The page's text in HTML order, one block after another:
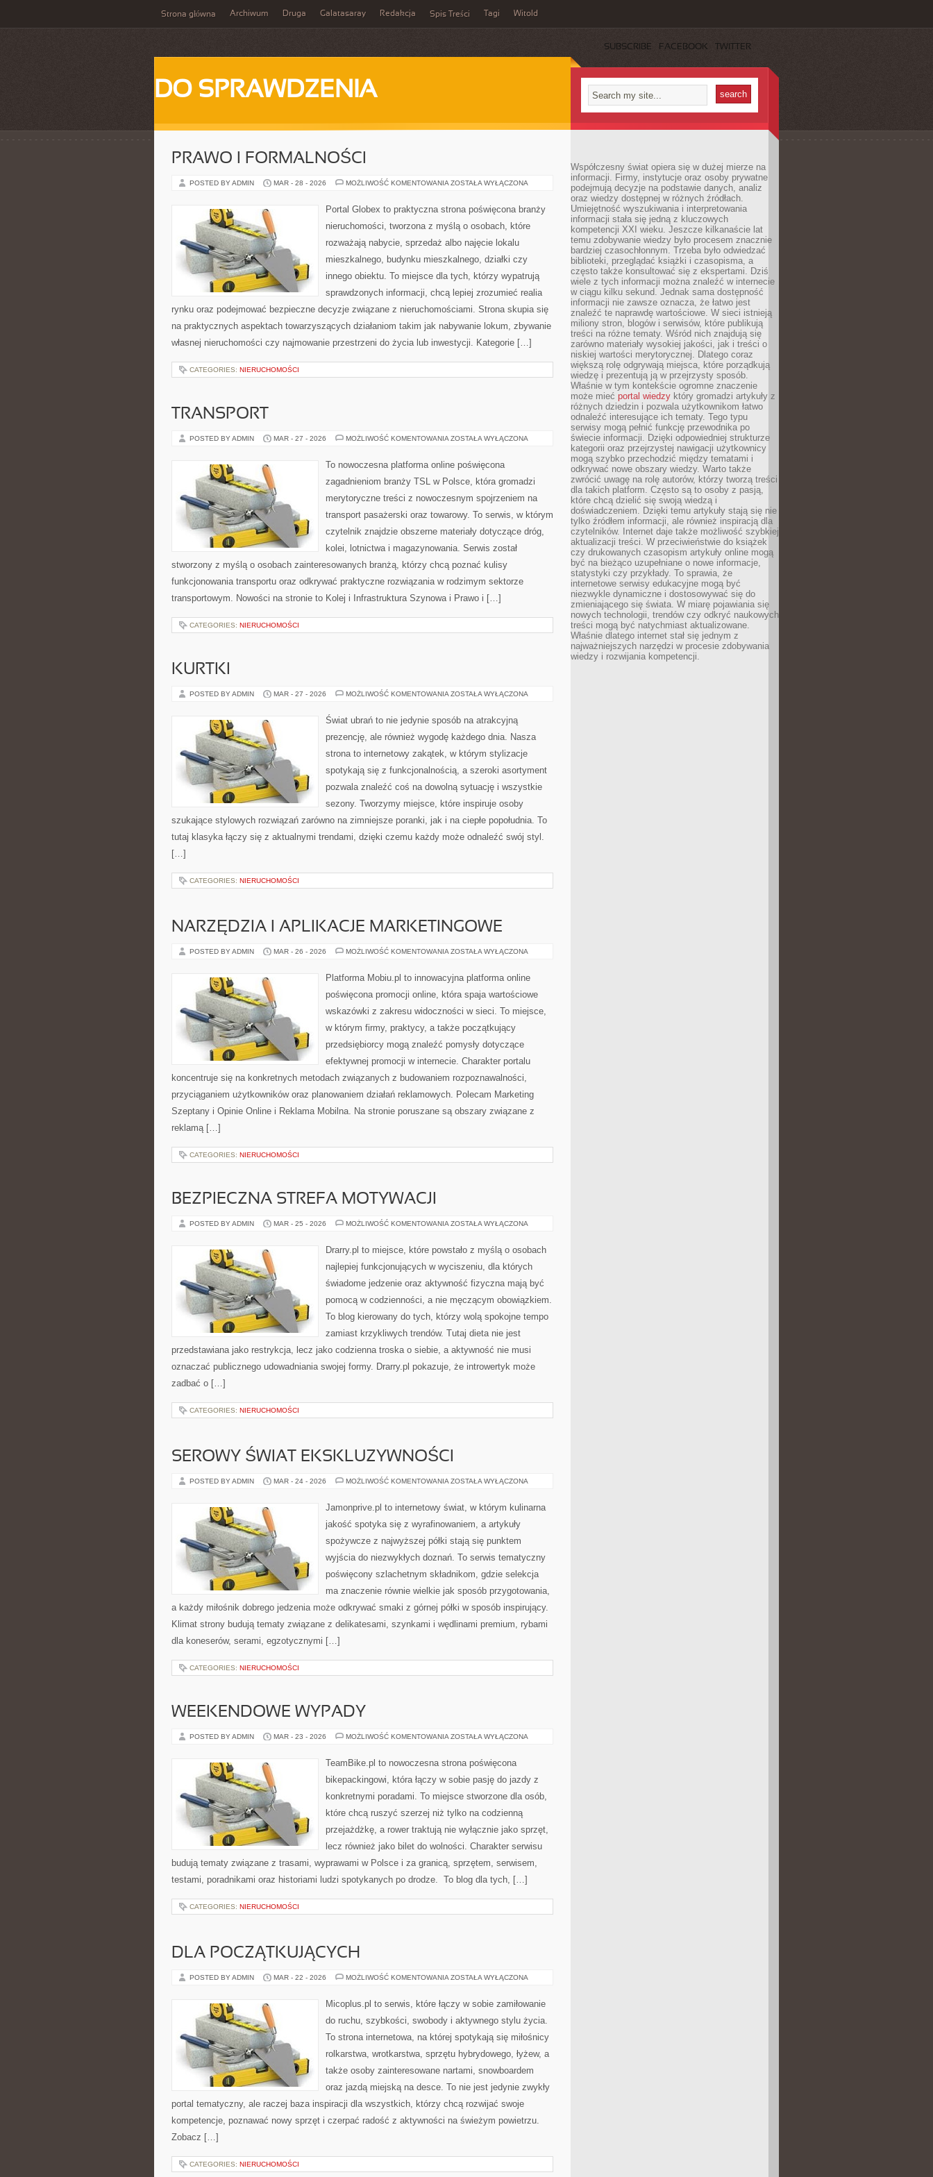
Strona główna Archiwum Druga Galatasaray Redakcja Spis Treści Tagi Witold
SUBSCRIBE FACEBOOK TWITTER
DO SPRAWDZENIA
PRAWO I FORMALNOŚCI
POSTED BY ADMIN MAR - 28 - 2026 MOŻLIWOŚĆ KOMENTOWANIA PRAWO
ZOSTAŁA WYŁĄCZONA
Portal Globex to praktyczna strona poświęcona branży
nieruchomości, tworzona z myślą o osobach, które
rozważają nabycie, sprzedaż albo najęcie lokalu
mieszkalnego, budynku mieszkalnego, działki czy
innego obiektu. To miejsce dla tych, którzy wypatrują
sprawdzonych informacji, chcą lepiej zrozumieć realia
rynku oraz podejmować bezpieczne decyzje związane z nieruchomościami. Strona skupia się
na praktycznych aspektach towarzyszących działaniom takim jak nabywanie lokum, zbywanie
własnej nieruchomości czy najmowanie przestrzeni do życia lub inwestycji. Kategorie […]
CATEGORIES: NIERUCHOMOŚCI
TRANSPORT
POSTED BY ADMIN MAR - 27 - 2026 MOŻLIWOŚĆ KOMENTOWANIA TRANSPORT
ZOSTAŁA WYŁĄCZONA
To nowoczesna platforma online poświęcona
zagadnieniom branży TSL w Polsce, która gromadzi
merytoryczne treści z nowoczesnym spojrzeniem na
transport pasażerski oraz towarowy. To serwis, w którym
czytelnik znajdzie obszerne materiały dotyczące dróg,
kolei, lotnictwa i magazynowania. Serwis został
stworzony z myślą o osobach zainteresowanych branżą, którzy chcą poznać kulisy
funkcjonowania transportu oraz odkrywać praktyczne rozwiązania w rodzimym sektorze
transportowym. Nowości na stronie to Kolej i Infrastruktura Szynowa i Prawo i […]
CATEGORIES: NIERUCHOMOŚCI
KURTKI
POSTED BY ADMIN MAR - 27 - 2026 MOŻLIWOŚĆ KOMENTOWANIA KURTKI
ZOSTAŁA WYŁĄCZONA
Świat ubrań to nie jedynie sposób na atrakcyjną
prezencję, ale również wygodę każdego dnia. Nasza
strona to internetowy zakątek, w którym stylizacje
spotykają się z funkcjonalnością, a szeroki asortyment
pozwala znaleźć coś na dowolną sytuację i wszystkie
sezony. Tworzymy miejsce, które inspiruje osoby
szukające stylowych rozwiązań zarówno na zimniejsze poranki, jak i na ciepłe popołudnia. To
tutaj klasyka łączy się z aktualnymi trendami, dzięki czemu każdy może odnaleźć swój styl.
[…]
CATEGORIES: NIERUCHOMOŚCI
NARZĘDZIA I APLIKACJE MARKETINGOWE
POSTED BY ADMIN MAR - 26 - 2026 MOŻLIWOŚĆ KOMENTOWANIA NARZĘDZIA
MARKETINGOWE
ZOSTAŁA WYŁĄCZONA
Platforma Mobiu.pl to innowacyjna platforma online
poświęcona promocji online, która spaja wartościowe
wskazówki z zakresu widoczności w sieci. To miejsce,
w którym firmy, praktycy, a także początkujący
przedsiębiorcy mogą znaleźć pomysły dotyczące
efektywnej promocji w internecie. Charakter portalu
koncentruje się na konkretnych metodach związanych z budowaniem rozpoznawalności,
przyciąganiem użytkowników oraz planowaniem działań reklamowych. Polecam Marketing
Szeptany i Opinie Online i Reklama Mobilna. Na stronie poruszane są obszary związane z
reklamą […]
CATEGORIES: NIERUCHOMOŚCI
BEZPIECZNA STREFA MOTYWACJI
POSTED BY ADMIN MAR - 25 - 2026 MOŻLIWOŚĆ KOMENTOWANIA BEZPIECZNA
ZOSTAŁA WYŁĄCZONA
Drarry.pl to miejsce, które powstało z myślą o osobach
najlepiej funkcjonujących w wyciszeniu, dla których
świadome jedzenie oraz aktywność fizyczna mają być
pomocą w codzienności, a nie męczącym obowiązkiem.
To blog kierowany do tych, którzy wolą spokojne tempo
zamiast krzykliwych trendów. Tutaj dieta nie jest
przedstawiana jako restrykcja, lecz jako codzienna troska o siebie, a aktywność nie musi
oznaczać publicznego udowadniania swojej formy. Drarry.pl pokazuje, że introwertyk może
zadbać o […]
CATEGORIES: NIERUCHOMOŚCI
SEROWY ŚWIAT EKSKLUZYWNOŚCI
POSTED BY ADMIN MAR - 24 - 2026 MOŻLIWOŚĆ KOMENTOWANIA SEROWY
ZOSTAŁA WYŁĄCZONA
Jamonprive.pl to internetowy świat, w którym kulinarna
jakość spotyka się z wyrafinowaniem, a artykuły
spożywcze z najwyższej półki stają się punktem
wyjścia do niezwykłych doznań. To serwis tematyczny
poświęcony szlachetnym składnikom, gdzie selekcja
ma znaczenie równie wielkie jak sposób przygotowania,
a każdy miłośnik dobrego jedzenia może odkrywać smaki z górnej półki w sposób inspirujący.
Klimat strony budują tematy związane z delikatesami, szynkami i wędlinami premium, rybami
dla koneserów, serami, egzotycznymi […]
CATEGORIES: NIERUCHOMOŚCI
WEEKENDOWE WYPADY
POSTED BY ADMIN MAR - 23 - 2026 MOŻLIWOŚĆ KOMENTOWANIA WEEKENDOWE
ZOSTAŁA WYŁĄCZONA
TeamBike.pl to nowoczesna strona poświęcona
bikepackingowi, która łączy w sobie pasję do jazdy z
konkretnymi poradami. To miejsce stworzone dla osób,
które chcą ruszyć szerzej niż tylko na codzienną
przejażdżkę, a rower traktują nie wyłącznie jako sprzęt,
lecz również jako bilet do wolności. Charakter serwisu
budują tematy związane z trasami, wyprawami w Polsce i za granicą, sprzętem, serwisem,
testami, poradnikami oraz historiami ludzi spotykanych po drodze. To blog dla tych, […]
CATEGORIES: NIERUCHOMOŚCI
DLA POCZĄTKUJĄCYCH
POSTED BY ADMIN MAR - 22 - 2026 MOŻLIWOŚĆ KOMENTOWANIA DLA
ZOSTAŁA WYŁĄCZONA
Micoplus.pl to serwis, które łączy w sobie zamiłowanie
do ruchu, szybkości, swobody i aktywnego stylu życia.
To strona internetowa, na której spotykają się miłośnicy
rolkarstwa, wrotkarstwa, sprzętu hybrydowego, łyżew, a
także osoby zainteresowane nartami, snowboardem
oraz jazdą miejską na desce. To nie jest jedynie zwykły
portal tematyczny, ale raczej baza inspiracji dla wszystkich, którzy chcą rozwijać swoje
kompetencje, poznawać nowy sprzęt i czerpać radość z aktywności na świeżym powietrzu.
Zobacz […]
CATEGORIES: NIERUCHOMOŚCI
Współczesny świat opiera się w dużej mierze na
informacji. Firmy, instytucje oraz osoby prywatne
podejmują decyzje na podstawie danych, analiz
oraz wiedzy dostępnej w różnych źródłach.
Umiejętność wyszukiwania i interpretowania
informacji stała się jedną z kluczowych
kompetencji XXI wieku. Jeszcze kilkanaście lat
temu zdobywanie wiedzy było procesem znacznie
bardziej czasochłonnym. Trzeba było odwiedzać
biblioteki, przeglądać książki i czasopisma, a
często także konsultować się z ekspertami. Dziś
wiele z tych informacji można znaleźć w internecie
w ciągu kilku sekund. Jednak sama dostępność
informacji nie zawsze oznacza, że łatwo jest
znaleźć te naprawdę wartościowe. W sieci istnieją
miliony stron, blogów i serwisów, które publikują
treści na różne tematy. Wśród nich znajdują się
zarówno materiały wysokiej jakości, jak i treści o
niskiej wartości merytorycznej. Dlatego coraz
większą rolę odgrywają miejsca, które porządkują
wiedzę i prezentują ją w przejrzysty sposób.
Właśnie w tym kontekście ogromne znaczenie
może mieć portal wiedzy który gromadzi artykuły z
różnych dziedzin i pozwala użytkownikom łatwo
odnaleźć interesujące ich tematy. Tego typu
serwisy mogą pełnić funkcję przewodnika po
świecie informacji. Dzięki odpowiedniej strukturze
kategorii oraz przejrzystej nawigacji użytkownicy
mogą szybko przechodzić między tematami i
odkrywać nowe obszary wiedzy. Warto także
zwrócić uwagę na rolę autorów, którzy tworzą treści
dla takich platform. Często są to osoby z pasją,
które chcą dzielić się swoją wiedzą i
doświadczeniem. Dzięki temu artykuły stają się nie
tylko źródłem informacji, ale również inspiracją dla
czytelników. Internet daje także możliwość szybkiej
aktualizacji treści. W przeciwieństwie do książek
czy drukowanych czasopism artykuły online mogą
być na bieżąco uzupełniane o nowe informacje,
statystyki czy przykłady. To sprawia, że
internetowe serwisy edukacyjne mogą być
niezwykle dynamiczne i dostosowywać się do
zmieniającego się świata. W miarę pojawiania się
nowych technologii, trendów czy odkryć naukowych
treści mogą być natychmiast aktualizowane.
Właśnie dlatego internet stał się jednym z
najważniejszych narzędzi w procesie zdobywania
wiedzy i rozwijania kompetencji.